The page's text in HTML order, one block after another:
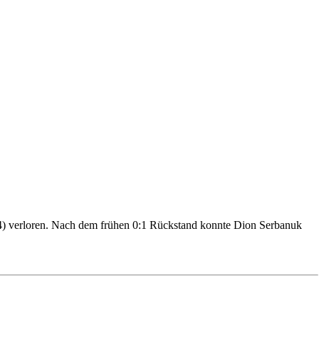
Nach dem frühen 0:1 Rückstand konnte Dion Serbanuk